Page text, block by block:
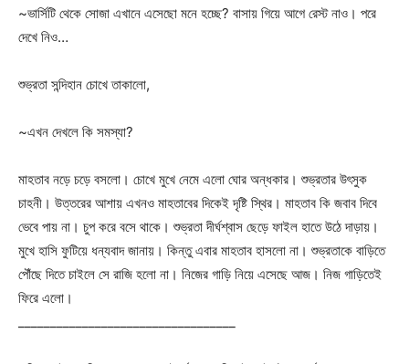
~ভার্সিটি থেকে সোজা এখানে এসেছো মনে হচ্ছে? বাসায় গিয়ে আগে রেস্ট নাও। পরে
দেখে নিও…
শুভ্রতা সন্দিহান চোখে তাকালো,
~এখন দেখলে কি সমস্যা?
মাহতাব নড়ে চড়ে বসলো। চোখে মুখে নেমে এলো ঘোর অন্ধকার। শুভ্রতার উৎসুক
চাহনী। উত্তরের আশায় এখনও মাহতাবের দিকেই দৃষ্টি স্থির। মাহতাব কি জবাব দিবে
ভেবে পায় না। চুপ করে বসে থাকে। শুভ্রতা দীর্ঘশ্বাস ছেড়ে ফাইল হাতে উঠে দাড়ায়।
মুখে হাসি ফুটিয়ে ধন্যবাদ জানায়। কিন্তু এবার মাহতাব হাসলো না। শুভ্রতাকে বাড়িতে
পৌঁছে দিতে চাইলে সে রাজি হলো না। নিজের গাড়ি নিয়ে এসেছে আজ। নিজ গাড়িতেই
ফিরে এলো।